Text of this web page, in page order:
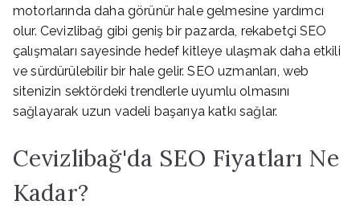
motorlarında daha görünür hale gelmesine yardımcı
olur. Cevizlibağ gibi geniş bir pazarda, rekabetçi SEO
çalışmaları sayesinde hedef kitleye ulaşmak daha etkili
ve sürdürülebilir bir hale gelir. SEO uzmanları, web
sitenizin sektördeki trendlerle uyumlu olmasını
sağlayarak uzun vadeli başarıya katkı sağlar.
Cevizlibağ'da SEO Fiyatları Ne
Kadar?